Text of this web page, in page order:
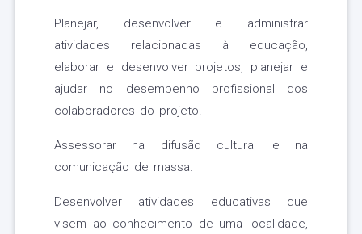
Planejar, desenvolver e administrar
atividades relacionadas à educação,
elaborar e desenvolver projetos, planejar e
ajudar no desempenho profissional dos
colaboradores do projeto.
Assessorar na difusão cultural e na
comunicação de massa.
Desenvolver atividades educativas que
visem ao conhecimento de uma localidade,